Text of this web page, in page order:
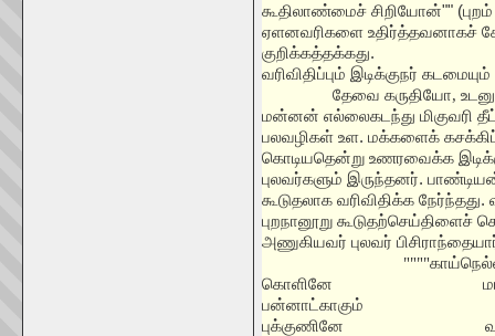
கூதிலாண்மைச் சிறியோன்""
ஏளனவரிகளை உதிர்த்தவனாகச்
குறிக்கத்தக்கது.
வரிவிதிப்பும் இடிக்குநர் கடமையும்
தேவை கருதியோ,
மன்னன் எல்லைகடந்து மிகுவரி
பலவழிகள் உள. மக்களைக்
கொடியதென்று உணரவைக்க
புலவர்களும் இருந்தனர்.
கூடுதலாக வரிவிதிக்க
புறநானூறு கூடுதற்செய்திளைச்
அணுகியவர் புலவர்
""""
கொளினே
பன்னாட்காகும்
புக்குணினே